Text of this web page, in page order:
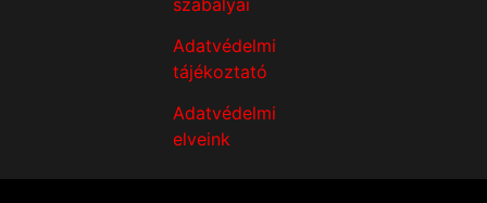
Adatvédelmi
tájékoztató
Adatvédelmi
elveink